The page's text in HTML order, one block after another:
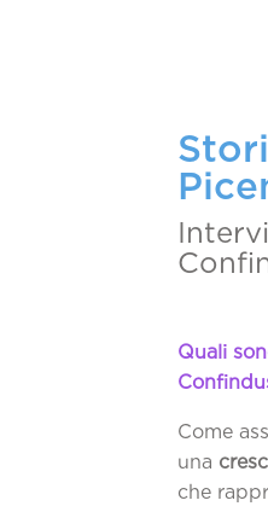
Quali
Come
una
che